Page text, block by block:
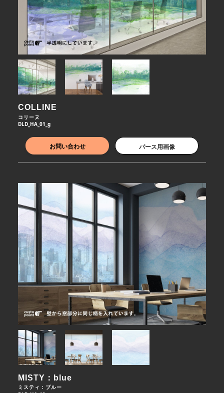
COLLINE
コリーヌ
DLD_HA_01_g
お問い合わせ パース用画像
MISTY：blue
ミスティ：ブルー